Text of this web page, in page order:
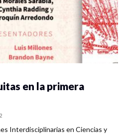
en la primera
Interdisciplinarias en Ciencias y